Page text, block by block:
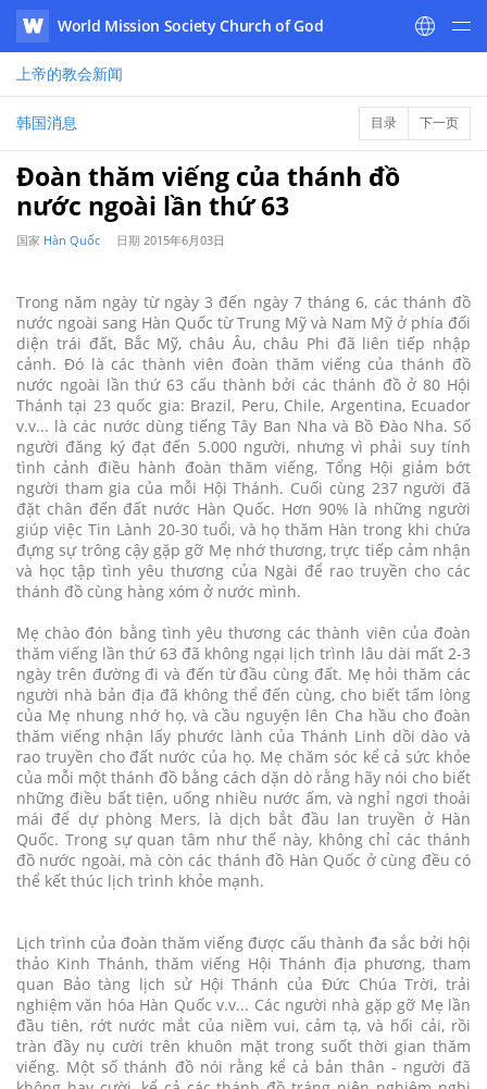
WATV
World Mission Society Church of God
上帝的教会新闻
韩国消息 目录 下一页
Đoàn thăm viếng của thánh đồ
nước ngoài lần thứ 63
国家 Hàn Quốc 日期 2015年6月03日
Trong năm ngày từ ngày 3 đến ngày 7 tháng 6, các thánh đồ
nước ngoài sang Hàn Quốc từ Trung Mỹ và Nam Mỹ ở phía đối
diện trái đất, Bắc Mỹ, châu Âu, châu Phi đã liên tiếp nhập
cảnh. Đó là các thành viên đoàn thăm viếng của thánh đồ
nước ngoài lần thứ 63 cấu thành bởi các thánh đồ ở 80 Hội
Thánh tại 23 quốc gia: Brazil, Peru, Chile, Argentina, Ecuador
v.v... là các nước dùng tiếng Tây Ban Nha và Bồ Đào Nha. Số
người đăng ký đạt đến 5.000 người, nhưng vì phải suy tính
tình cảnh điều hành đoàn thăm viếng, Tổng Hội giảm bớt
người tham gia của mỗi Hội Thánh. Cuối cùng 237 người đã
đặt chân đến đất nước Hàn Quốc. Hơn 90% là những người
giúp việc Tin Lành 20-30 tuổi, và họ thăm Hàn trong khi chứa
đựng sự trông cậy gặp gỡ Mẹ nhớ thương, trực tiếp cảm nhận
và học tập tình yêu thương của Ngài để rao truyền cho các
thánh đồ cùng hàng xóm ở nước mình.
Mẹ chào đón bằng tình yêu thương các thành viên của đoàn
thăm viếng lần thứ 63 đã không ngại lịch trình lâu dài mất 2-3
ngày trên đường đi và đến từ đầu cùng đất. Mẹ hỏi thăm các
người nhà bản địa đã không thể đến cùng, cho biết tấm lòng
của Mẹ nhung nhớ họ, và cầu nguyện lên Cha hầu cho đoàn
thăm viếng nhận lấy phước lành của Thánh Linh dồi dào và
rao truyền cho đất nước của họ. Mẹ chăm sóc kể cả sức khỏe
của mỗi một thánh đồ bằng cách dặn dò rằng hãy nói cho biết
những điều bất tiện, uống nhiều nước ấm, và nghỉ ngơi thoải
mái để dự phòng Mers, là dịch bắt đầu lan truyền ở Hàn
Quốc. Trong sự quan tâm như thế này, không chỉ các thánh
đồ nước ngoài, mà còn các thánh đồ Hàn Quốc ở cùng đều có
thể kết thúc lịch trình khỏe mạnh.
Lịch trình của đoàn thăm viếng được cấu thành đa sắc bởi hội
thảo Kinh Thánh, thăm viếng Hội Thánh địa phương, tham
quan Bảo tàng lịch sử Hội Thánh của Đức Chúa Trời, trải
nghiệm văn hóa Hàn Quốc v.v... Các người nhà gặp gỡ Mẹ lần
đầu tiên, rớt nước mắt của niềm vui, cảm tạ, và hối cải, rồi
tràn đầy nụ cười trên khuôn mặt trong suốt thời gian thăm
viếng. Một số thánh đồ nói rằng kể cả bản thân - người đã